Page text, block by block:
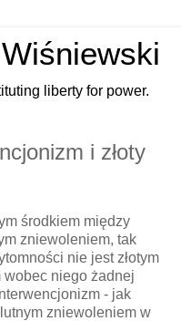
liberty for power.
i złoty
środkiem między
zniewoleniem, tak
nie jest złotym
niego żadnej
- jak
zniewoleniem w